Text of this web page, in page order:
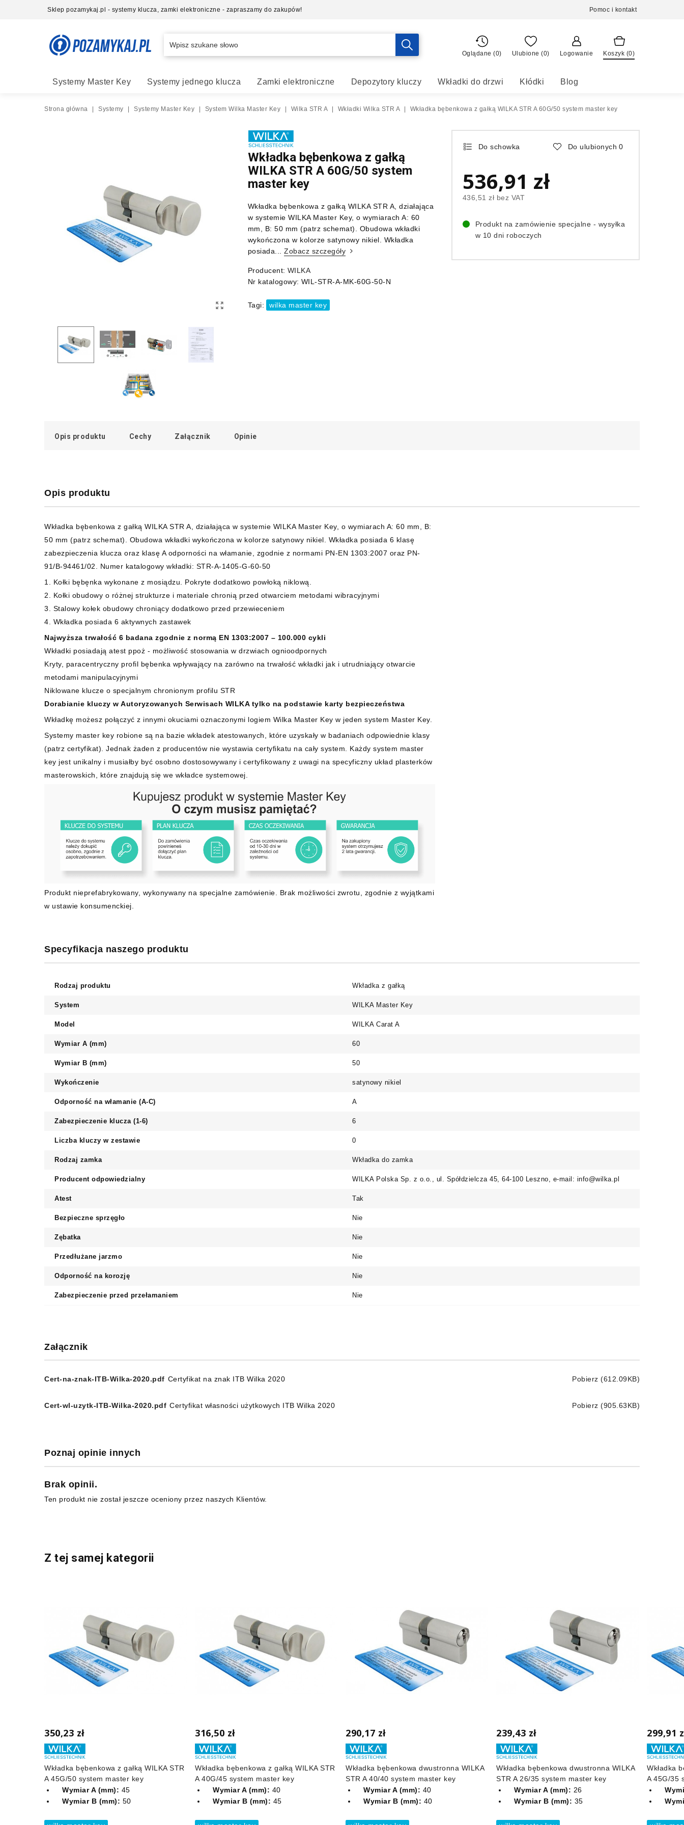
Sklep pozamykaj.pl - systemy klucza, zamki elektroniczne - zapraszamy do zakupów! Pomoc i kontakt
Oglądane (0) Ulubione (0) Logowanie Koszyk (0)
Systemy Master Key Systemy jednego klucza Zamki elektroniczne Depozytory kluczy Wkładki do drzwi Kłódki Blog
Strona główna Systemy Systemy Master Key System Wilka Master Key Wilka STR A Wkładki Wilka STR A Wkładka bębenkowa z gałką WILKA STR A 60G/50 system master key
Wkładka bębenkowa z gałką
WILKA STR A 60G/50 system
master key
Wkładka bębenkowa z gałką WILKA STR A, działająca
w systemie WILKA Master Key, o wymiarach A: 60
mm, B: 50 mm (patrz schemat). Obudowa wkładki
wykończona w kolorze satynowy nikiel. Wkładka
posiada...Zobacz szczegóły
Producent: WILKA
Nr katalogowy: WIL-STR-A-MK-60G-50-N
Tagi: wilka master key
Do schowka Do ulubionych 0
536,91 zł
436,51 zł bez VAT
Produkt na zamówienie specjalne - wysyłka
w 10 dni roboczych
Opis produktu Cechy Załącznik Opinie
Opis produktu
Wkładka bębenkowa z gałką WILKA STR A, działająca w systemie WILKA Master Key, o wymiarach A: 60 mm, B:
50 mm (patrz schemat). Obudowa wkładki wykończona w kolorze satynowy nikiel. Wkładka posiada 6 klasę
zabezpieczenia klucza oraz klasę A odporności na włamanie, zgodnie z normami PN-EN 1303:2007 oraz PN-
91/B-94461/02. Numer katalogowy wkładki: STR-A-1405-G-60-50
1. Kołki bębęnka wykonane z mosiądzu. Pokryte dodatkowo powłoką niklową.
2. Kołki obudowy o różnej strukturze i materiale chronią przed otwarciem metodami wibracyjnymi
3. Stalowy kołek obudowy chroniący dodatkowo przed przewieceniem
4. Wkładka posiada 6 aktywnych zastawek
Najwyższa trwałość 6 badana zgodnie z normą EN 1303:2007 – 100.000 cykli
Wkładki posiadają atest ppoż - możliwość stosowania w drzwiach ognioodpornych
Kryty, paracentryczny profil bębenka wpływający na zarówno na trwałość wkładki jak i utrudniający otwarcie
metodami manipulacyjnymi
Niklowane klucze o specjalnym chronionym profilu STR
Dorabianie kluczy w Autoryzowanych Serwisach WILKA tylko na podstawie karty bezpieczeństwa
Wkładkę możesz połączyć z innymi okuciami oznaczonymi logiem Wilka Master Key w jeden system Master Key.
Systemy master key robione są na bazie wkładek atestowanych, które uzyskały w badaniach odpowiednie klasy
(patrz certyfikat). Jednak żaden z producentów nie wystawia certyfikatu na cały system. Każdy system master
key jest unikalny i musiałby być osobno dostosowywany i certyfikowany z uwagi na specyficzny układ plasterków
masterowskich, które znajdują się we wkładce systemowej.
Produkt nieprefabrykowany, wykonywany na specjalne zamówienie. Brak możliwości zwrotu, zgodnie z wyjątkami
w ustawie konsumenckiej.
Specyfikacja naszego produktu
Rodzaj produktu Wkładka z gałką
System WILKA Master Key
Model WILKA Carat A
Wymiar A (mm) 60
Wymiar B (mm) 50
Wykończenie satynowy nikiel
Odporność na włamanie (A-C) A
Zabezpieczenie klucza (1-6) 6
Liczba kluczy w zestawie 0
Rodzaj zamka Wkładka do zamka
Producent odpowiedzialny WILKA Polska Sp. z o.o., ul. Spółdzielcza 45, 64-100 Leszno, e-mail: info@wilka.pl
Atest Tak
Bezpieczne sprzęgło Nie
Zębatka Nie
Przedłużane jarzmo Nie
Odporność na korozję Nie
Zabezpieczenie przed przełamaniem Nie
Załącznik
Cert-na-znak-ITB-Wilka-2020.pdf Certyfikat na znak ITB Wilka 2020 Pobierz (612.09KB)
Cert-wl-uzytk-ITB-Wilka-2020.pdf Certyfikat własności użytkowych ITB Wilka 2020 Pobierz (905.63KB)
Poznaj opinie innych
Brak opinii.
Ten produkt nie został jeszcze oceniony przez naszych Klientów.
Z tej samej kategorii
350,23 zł
Wkładka bębenkowa z gałką WILKA STR
A 45G/50 system master key
Wymiar A (mm): 45
Wymiar B (mm): 50
316,50 zł
Wkładka bębenkowa z gałką WILKA STR
A 40G/45 system master key
Wymiar A (mm): 40
Wymiar B (mm): 45
290,17 zł
Wkładka bębenkowa dwustronna WILKA
STR A 40/40 system master key
Wymiar A (mm): 40
Wymiar B (mm): 40
239,43 zł
Wkładka bębenkowa dwustronna WILKA
STR A 26/35 system master key
Wymiar A (mm): 26
Wymiar B (mm): 35
299,91
Wkładka
A 45G/35